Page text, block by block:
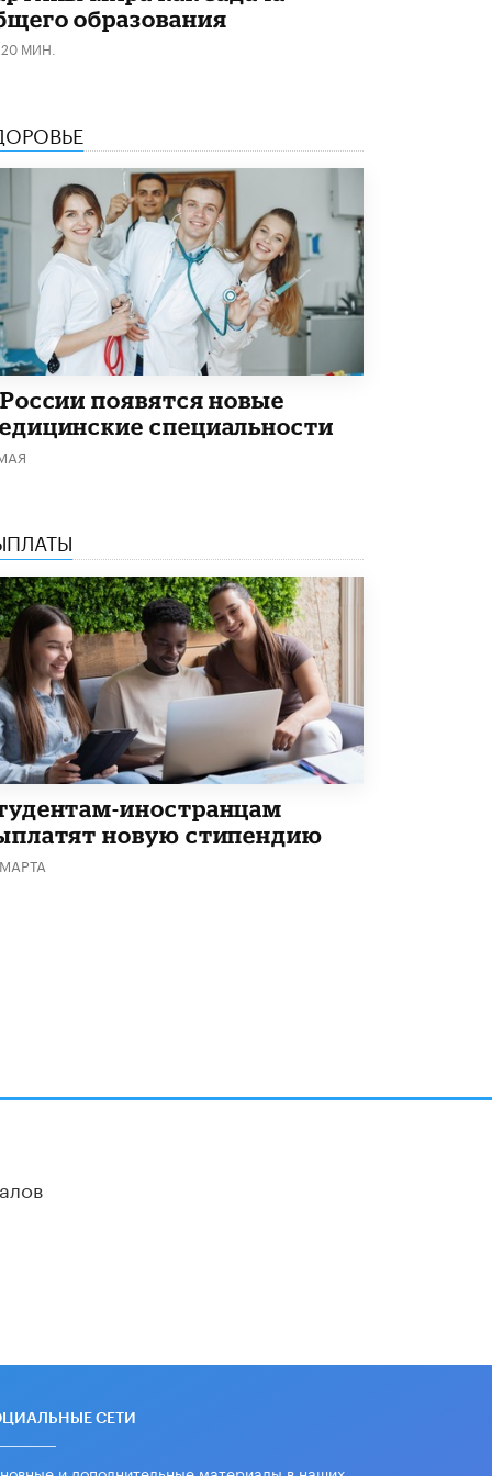
Рособрнадзор ответил на жалобы
«Росатом» подписали соглашение о
сотрудничестве
8 ИЮНЯ /ОБРАЗОВАТЕЛЬНАЯ ПОЛИТИКА
Депутаты призвали не отклонять
дипломы только из-за не пройденного
антиплагиата
5 ИЮНЯ / ЧТО ПРОИСХОДИТ?
Минпросвещения просят добавить в
школьные учебники примеры женщин-
инженеров
5 ИЮНЯ /УЧЕБНИКИ
Уличенный в списывании школьник
для повторения в 10–11-х классах
4 ИЮНЯ /КАЧЕСТВО ОБРАЗОВАНИЯ
В Общественной палате предложили
шить школьную форму с учетом
национальных традиций регионов
4 ИЮНЯ /ШКОЛЬНИКИ
В Госдуме предложили ввести онлайн-
формат для апелляций ЕГЭ
3 ИЮНЯ /ЕГЭ И ОГЭ
​Яндекс выпустил бесплатный курс по
защите от ИИ-мошенничества
образования
МИН.
появятся новые
специальности
иностранцам
новую стипендию
СЕТИ